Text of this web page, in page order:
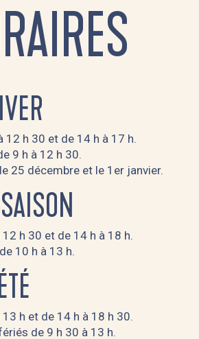
12 h 30 et de 14 h à 17 h.
9 h à 12 h 30.
25 décembre et le 1er janvier.
h 30 et de 14 h à 18 h.
10 h à 13 h.
h et de 14 h à 18 h 30.
de 9 h 30 à 13 h.